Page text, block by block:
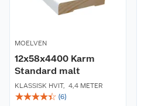
MOELVEN
12x58x4400 Karm
Standard malt
KLASSISK HVIT, 4,4 METER
☆☆☆☆☆ (6)